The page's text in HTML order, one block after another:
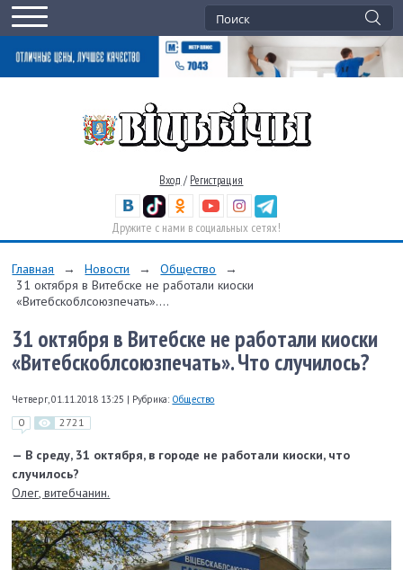
Вход / Регистрация
Дружите с нами в социальных сетях!
Главная → Новости → Общество
→
31 октября в Витебске не работали киоски
«Витебскоблсоюзпечать»....
31 октября в Витебске не работали киоски
«Витебскоблсоюзпечать». Что случилось?
Четверг, 01.11.2018 13:25 | Рубрика: Общество
0 2721
— В среду, 31 октября, в городе не работали киоски, что
случилось?
Олег, витебчанин.